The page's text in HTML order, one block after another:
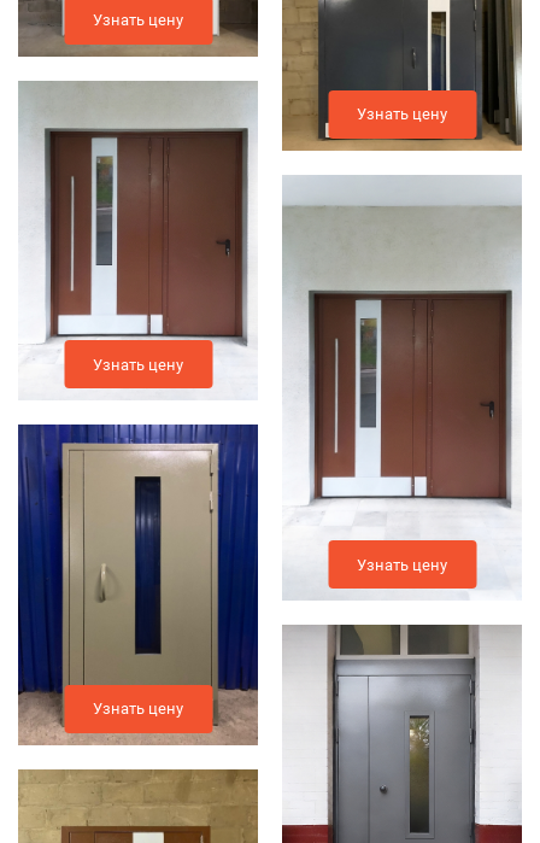
Узнать цену
Узнать цену
Узнать цену
Узнать цену
Узнать цену